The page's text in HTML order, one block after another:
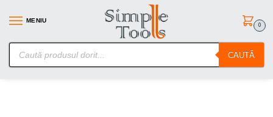
MENIU
CAUTĂ
0
SimpleTools.ro – Gasesti orice – Comanzi simplu
Prima pagină
Unelte de gradina Zootehnie Panou incalzire pui 35W 30x40cm – Closca Electrica